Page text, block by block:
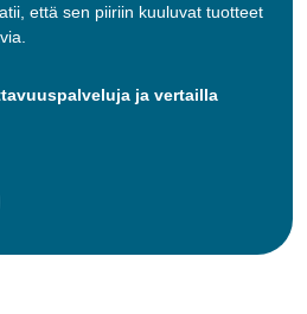
että sen piiriin kuuluvat tuotteet
ja vertailla